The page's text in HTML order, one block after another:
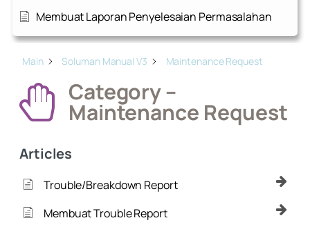
Membuat Laporan Penyelesaian Permasalahan
Main Soluman Manual V3 Maintenance Request
Category –
Maintenance Request
Articles
Trouble/Breakdown Report
Membuat Trouble Report